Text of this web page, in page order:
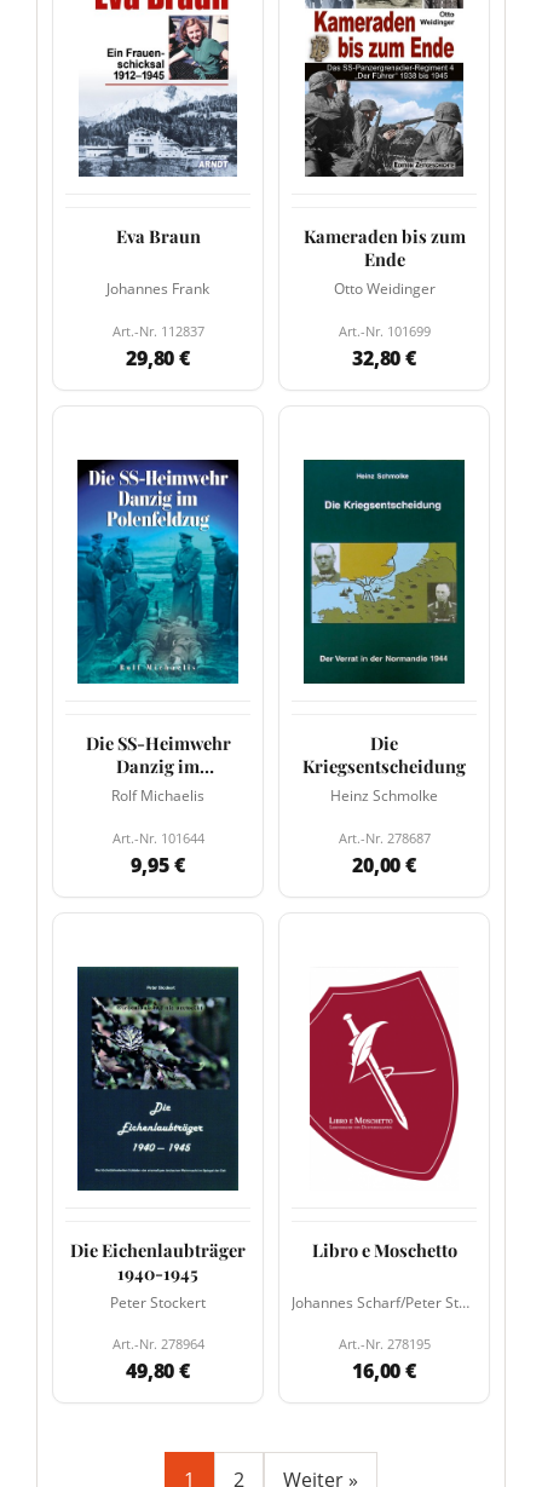
Eva Braun
Johannes Frank
Art.-Nr. 112837
29,80 €
Kameraden bis zum
Ende
Otto Weidinger
Art.-Nr. 101699
32,80 €
Die SS-Heimwehr
Danzig im
Polenfeldzug
Rolf Michaelis
Art.-Nr. 101644
9,95 €
Die
Kriegsentscheidung
Heinz Schmolke
Art.-Nr. 278687
20,00 €
Die Eichenlaubträger
1940-1945
Peter Stockert
Art.-Nr. 278964
49,80 €
Libro e Moschetto
Johannes Scharf/Peter Steinborn (Hrsg.)
Art.-Nr. 278195
16,00 €
1 2 Weiter »